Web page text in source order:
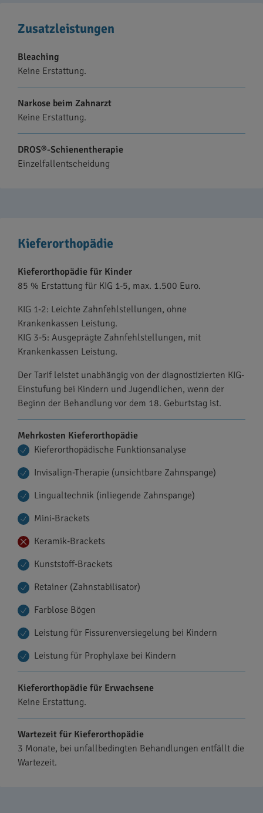
Zusatzleistungen
Bleaching
Keine Erstattung.
Narkose beim Zahnarzt
Keine Erstattung.
DROS®-Schienentherapie
Einzelfallentscheidung
Kieferorthopädie
Kieferorthopädie für Kinder
85 % Erstattung für KIG 1-5, max. 1.500 Euro.
KIG 1-2: Leichte Zahnfehlstellungen, ohne
Krankenkassen Leistung.
KIG 3-5: Ausgeprägte Zahnfehlstellungen, mit
Krankenkassen Leistung.
Der Tarif leistet unabhängig von der diagnostizierten KIG-
Einstufung bei Kindern und Jugendlichen, wenn der
Beginn der Behandlung vor dem 18. Geburtstag ist.
Mehrkosten Kieferorthopädie
Kieferorthopädische Funktionsanalyse
Invisalign-Therapie (unsichtbare Zahnspange)
Lingualtechnik (inliegende Zahnspange)
Mini-Brackets
Keramik-Brackets
Kunststoff-Brackets
Retainer (Zahnstabilisator)
Farblose Bögen
Leistung für Fissurenversiegelung bei Kindern
Leistung für Prophylaxe bei Kindern
Kieferorthopädie für Erwachsene
Keine Erstattung.
Wartezeit für Kieferorthopädie
3 Monate, bei unfallbedingten Behandlungen entfällt die
Wartezeit.